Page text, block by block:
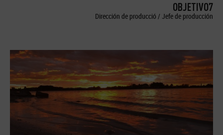
OBJETIVO7
Dirección de producció / Jefe de producción